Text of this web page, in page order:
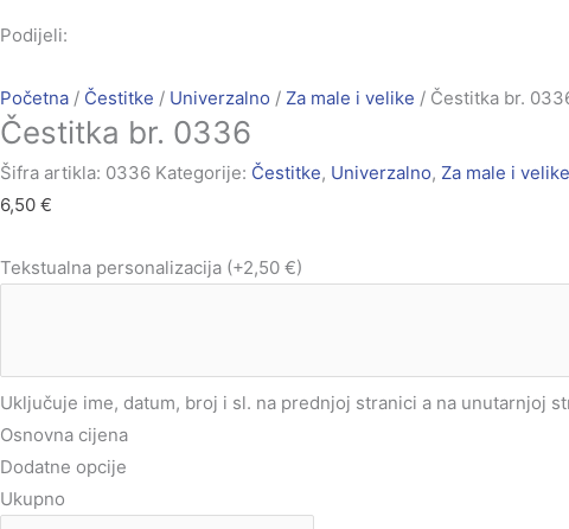
Podijeli:
Početna / Čestitke / Univerzalno / Za male i velike / Čestitka br.
Čestitka br. 0336
Šifra artikla: 0336 Kategorije: Čestitke, Univerzalno, Za male i velike
6,50 €
Tekstualna personalizacija (+2,50 €)
Uključuje ime, datum, broj i sl. na prednjoj stranici a na unutarnjoj
Osnovna cijena
Dodatne opcije
Ukupno